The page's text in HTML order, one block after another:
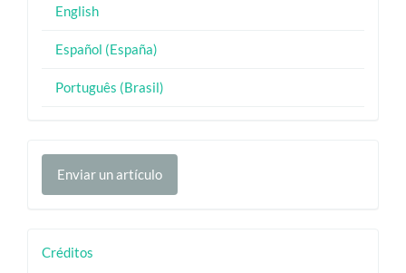
English
Español (España)
Português (Brasil)
Enviar
unEnviar un artículo
creditos
Créditos